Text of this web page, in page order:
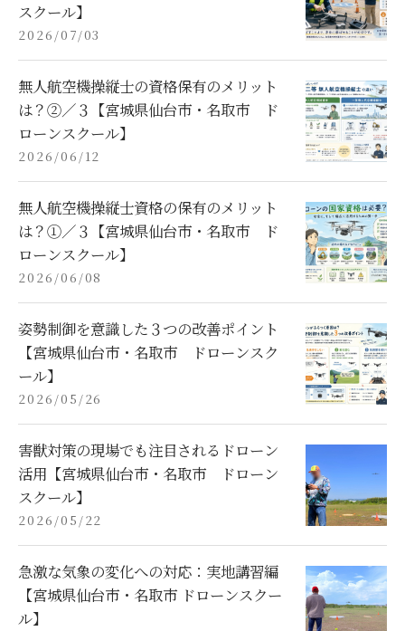
スクール】
2026/07/03
無人航空機操縦士の資格保有のメリット
は？②／３【宮城県仙台市・名取市 ド
ローンスクール】
2026/06/12
無人航空機操縦士資格の保有のメリット
は？①／３【宮城県仙台市・名取市 ド
ローンスクール】
2026/06/08
姿勢制御を意識した３つの改善ポイント
【宮城県仙台市・名取市 ドローンスク
ール】
2026/05/26
害獣対策の現場でも注目されるドローン
活用【宮城県仙台市・名取市 ドローン
スクール】
2026/05/22
急激な気象の変化への対応：実地講習編
【宮城県仙台市・名取市 ドローンスクー
ル】